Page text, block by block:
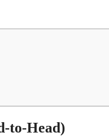
to-Head)